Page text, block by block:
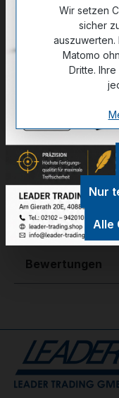
anthrazit
auswählen
4XL XL
Zum Merkzettel
Technische
GPSR
Bewertungen
Wir setzen
sicher
Matomo
Dritte.
Nur
Alle